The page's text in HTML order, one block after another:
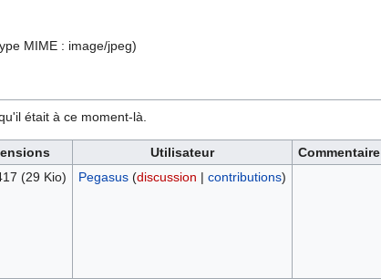
MIME : image/jpeg)
était à ce moment-là.
Utilisateur
Commentaire
(29 Kio) Pegasus (discussion | contributions)